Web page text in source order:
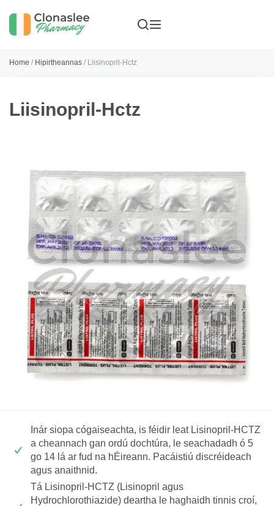
Home / Hipirtheannas / Liisinopril-Hctz
Liisinopril-Hctz
Inár siopa cógaiseachta, is féidir leat Lisinopril-HCTZ
a cheannach gan ordú dochtúra, le seachadadh ó 5
go 14 lá ar fud na hÉireann. Pacáistiú discréideach
agus anaithnid.
Tá Lisinopril-HCTZ (Lisinopril agus
Hydrochlorothiazide) deartha le haghaidh tinnis croí,